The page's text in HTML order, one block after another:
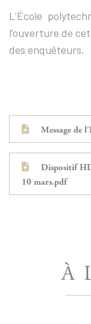
L’École
l’ouverture de
des enquêteurs.
Message de
Dispositif
10 mars.pdf
À